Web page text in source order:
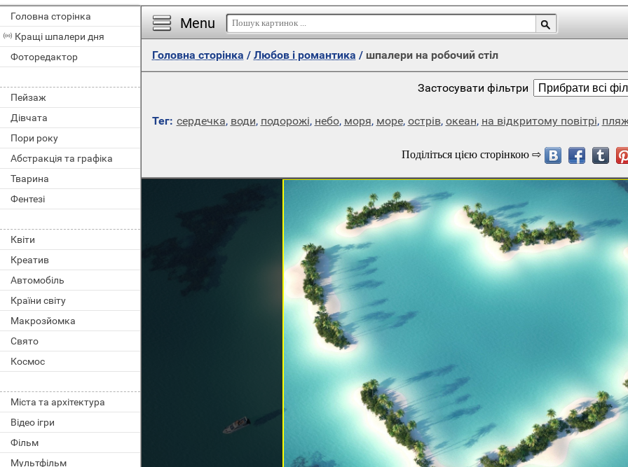
Головна сторінка
Кращі шпалери дня
Фоторедактор
Пейзаж
Дівчата
Пори року
Абстракція та графіка
Тварина
Фентезі
Квіти
Креатив
Автомобіль
Країни світу
Макрозйомка
Свято
Космос
Міста та архітектура
Відео ігри
Фільм
Мультфільм
Menu
Головна сторінка / Любов і романтика / шпалери на робочий стіл
Застосувати фільтри
Тег: сердечка, води, подорожі, небо, моря, море, острів, океан, на відкритому повітрі,